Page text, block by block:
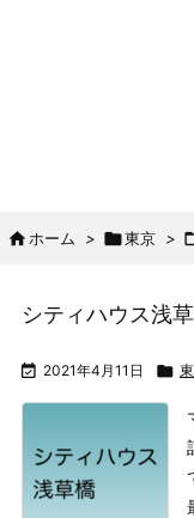
 ホーム > 東京 >
シティハウス浅
 2021年4月11日 